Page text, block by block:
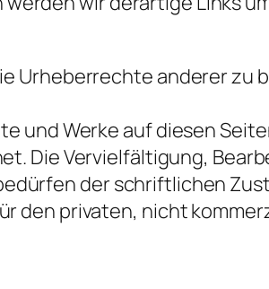
Urheberrechte anderer zu
und Werke auf diesen
Die Vervielfältigung,
der schriftlichen
den privaten, nicht